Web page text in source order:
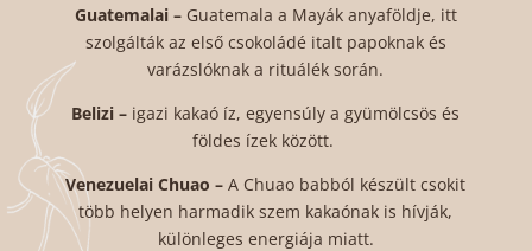
Guatemalai – Guatemala a Mayák anyaföldje, itt
szolgálták az első csokoládé italt papoknak és
varázslóknak a rituálék során.
Belizi – igazi kakaó íz, egyensúly a gyümölcsös és
földes ízek között.
Venezuelai Chuao –A Chuao babból készült csokit
több helyen harmadik szem kakaónak is hívják,
különleges energiája miatt.